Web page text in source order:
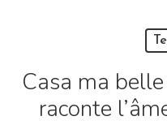
Casa ma belle
raconte